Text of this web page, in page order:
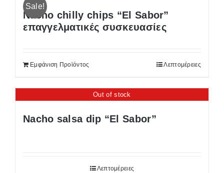
Sale!
Nacho chilly chips “El Sabor”
επαγγελματικές συσκευασίες
Εμφάνιση Προϊόντος Λεπτομέρειες
Out of stock
Nacho salsa dip “El Sabor”
Λεπτομέρειες